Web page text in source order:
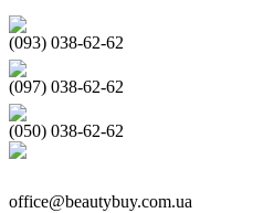
(093) 038-62-62
(097) 038-62-62
(050) 038-62-62
office@beautybuy.com.ua